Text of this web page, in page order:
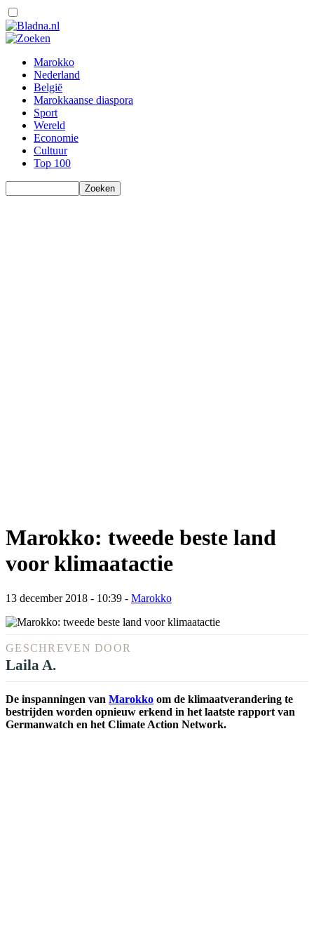
Marokko
Nederland
België
Marokkaanse diaspora
Sport
Wereld
Economie
Cultuur
Top 100
Marokko: tweede beste land
voor klimaatactie
13 december 2018 - 10:39 - Marokko
GESCHREVEN DOOR
Laila A.
De inspanningen van Marokko om de klimaatverandering te
bestrijden worden opnieuw erkend in het laatste rapport van
Germanwatch en het Climate Action Network.